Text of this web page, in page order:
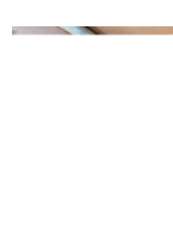
贝弗公司（Bever